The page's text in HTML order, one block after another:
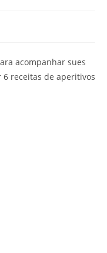
acompanhar sues
receitas de aperitivos